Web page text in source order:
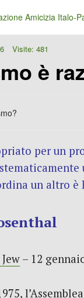
Visite: 481
è
per un
un altro è
– 12